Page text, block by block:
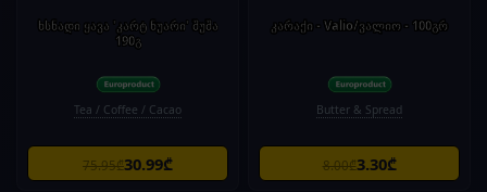
ხსნადი ყავა 'კარტ ნუარი' შუშა
190გ
Tea / Coffee / Cacao
75.95₾30.99₾
კარაქი - Valio/ვალიო - 100გრ
Butter & Spread
8.00₾3.30₾